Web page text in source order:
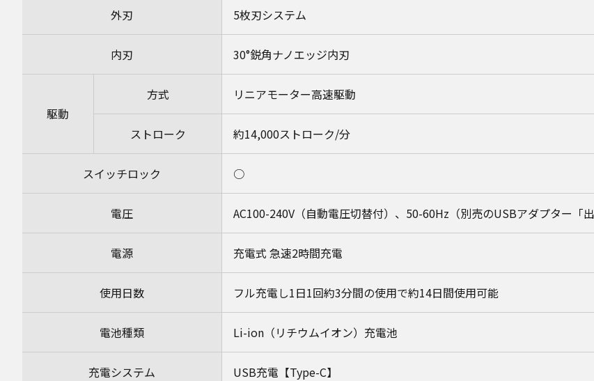
外刃 5枚刃システム
内刃 30°鋭角ナノエッジ内刃
駆動
方式 リニアモーター高速駆動
ストローク 約14,000ストローク/分
スイッチロック ○
電圧 AC100-240V（自動電圧切替付）、50-60Hz（別売のUSBアダプター「出
電源 充電式 急速2時間充電
使用日数 フル充電し1日1回約3分間の使用で約14日間使用可能
電池種類 Li-ion（リチウムイオン）充電池
充電システム USB充電【Type-C】